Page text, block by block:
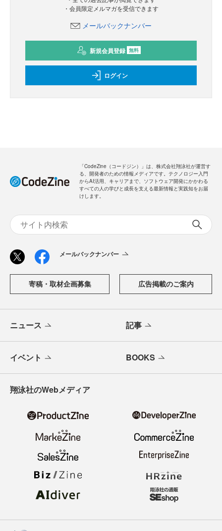
・会員限定メルマガを受信できます
メールバックナンバー
新規会員登録 無料
ログイン
「CodeZine（コードジン）」は、株式会社翔泳社が運営す
る、開発者のための情報メディアです。テクノロジー入門
からAI活用、キャリアまで、ソフトウェア開発にかかわる
すべての人の学びと成長を支える最新情報と実践知をお届
けします。
メールバックナンバー
寄稿・取材企画募集 広告掲載のご案内
ニュース 記事
イベント BOOKS
翔泳社のWebメディア